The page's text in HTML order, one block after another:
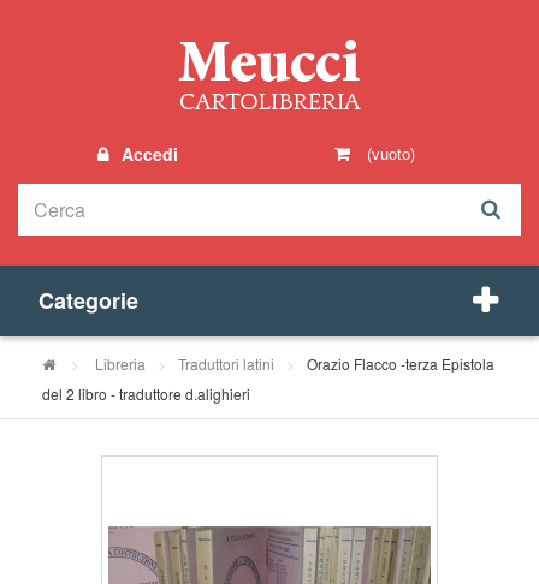
Accedi (vuoto)
Categorie
> Libreria > Traduttori latini >
Orazio Flacco -terza Epistola
del 2 libro - traduttore d.alighieri